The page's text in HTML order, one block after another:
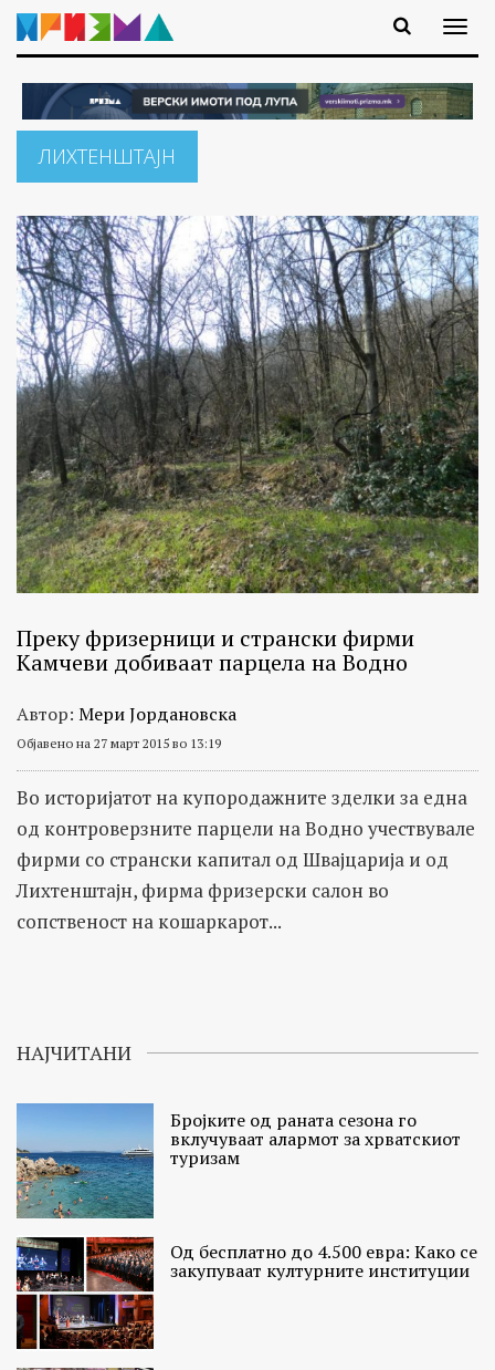
ЛИХТЕНШТАЈН
Преку фризерници и странски фирми
Камчеви добиваат парцела на Водно
Автор: Мери Јордановска
Објавено на 27 март 2015 во 13:19
Во историјатот на купородажните зделки за една
од контроверзните парцели на Водно учествувале
фирми со странски капитал од Швајцарија и од
Лихтенштајн, фирма фризерски салон во
сопственост на кошаркарот...
НАЈЧИТАНИ
Бројките од раната сезона го
вклучуваат алармот за хрватскиот
туризам
Од бесплатно до 4.500 евра: Како се
закупуваат културните институции